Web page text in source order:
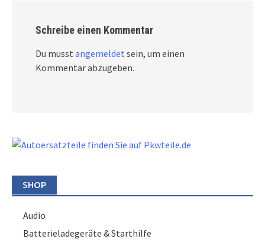
Schreibe einen Kommentar
Du musst angemeldet sein, um einen
Kommentar abzugeben.
SHOP
Audio
Batterieladegeräte & Starthilfe